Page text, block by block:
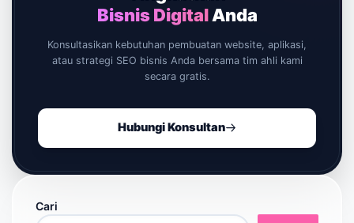
Bisnis DigitalAnda
Konsultasikan kebutuhan pembuatan website, aplikasi,
atau strategi SEO bisnis Anda bersama tim ahli kami
secara gratis.
Hubungi Konsultan
Cari